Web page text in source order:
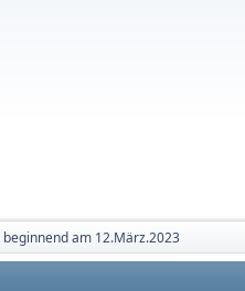
beginnend am 12.März.2023